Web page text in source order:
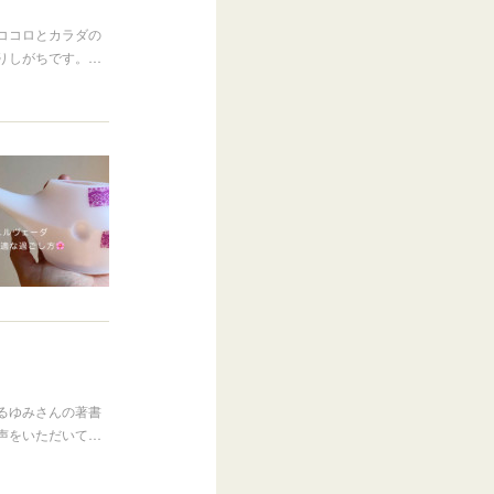
コロとカラダの
しがちです。…
ゆみさんの著書
をいただいて…